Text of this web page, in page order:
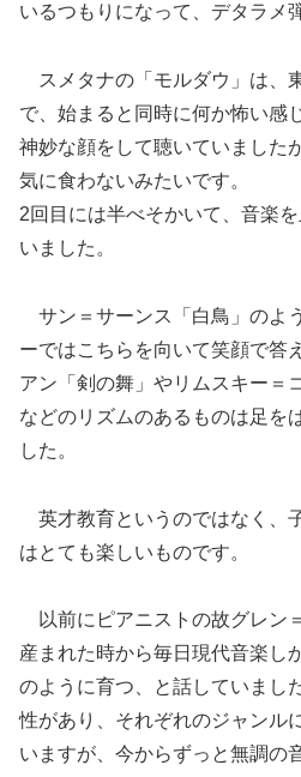
いるつもりになって、デタラメ
スメタナの「モルダウ」は、
で、始まると同時に何か怖い感
神妙な顔をして聴いていました
気に食わないみたいです。
2回目には半べそかいて、音楽
いました。
サン＝サーンス「白鳥」のよ
ーではこちらを向いて笑顔で答
アン「剣の舞」やリムスキー＝
などのリズムのあるものは足を
した。
英才教育というのではなく、
はとても楽しいものです。
以前にピアニストの故グレン
産まれた時から毎日現代音楽し
のように育つ、と話していまし
性があり、それぞれのジャンル
いますが、今からずっと無調の